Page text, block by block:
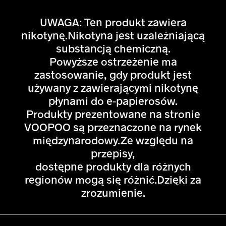
UWAGA: Ten produkt zawiera
nikotynę.Nikotyna jest uzależniającą
substancją chemiczną.
Powyższe ostrzeżenie ma
zastosowanie, gdy produkt jest
używany z zawierającymi nikotynę
płynami do e-papierosów.
Produkty prezentowane na stronie
VOOPOO są przeznaczone na rynek
międzynarodowy.Ze względu na
przepisy,
dostępne produkty dla różnych
regionów mogą się różnić.Dzięki za
zrozumienie.